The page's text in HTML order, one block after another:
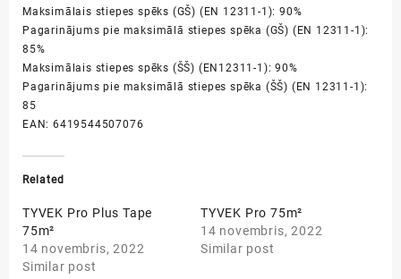
Maksimālais stiepes spēks (GŠ) (EN 12311-1): 90%
Pagarinājums pie maksimālā stiepes spēka (GŠ) (EN 12311-1):
85%
Maksimālais stiepes spēks (ŠŠ) (EN12311-1): 90%
Pagarinājumspie maksimālā stiepesspēka (ŠŠ) (EN 12311-1):
85
EAN: 6419544507076
Related
TYVEK Pro Plus Tape
75m²
14 novembris, 2022
Similar post
TYVEK Pro 75m²
14 novembris, 2022
Similar post